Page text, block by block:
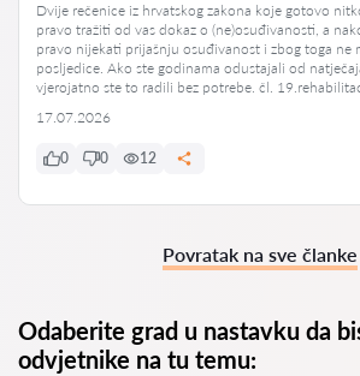
Dvije rečenice iz hrvatskog zakona koje gotovo
pravo tražiti od vas dokaz o (ne)osuđivanosti, a
pravo nijekati prijašnju osuđivanost i zbog toga ne
posljedice. Ako ste godinama odustajali od
vjerojatno ste to radili bez potrebe. čl.
17.07.2026
0 0 12
Povratak na sve članke
Odaberite grad u nastavku da
odvjetnike na tu temu: